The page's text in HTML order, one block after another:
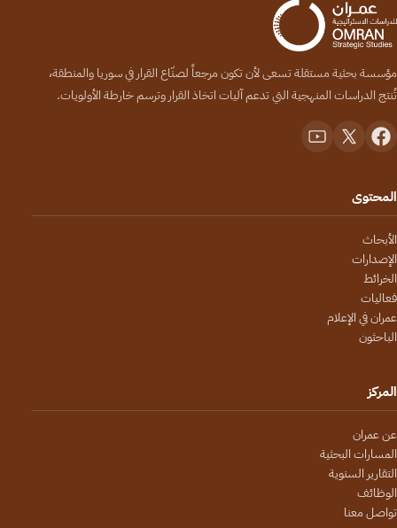
مؤسسة بحثية مستقلة تسعى لأن تكون مرجعاً لصنّاع القرار في سوريا والمنطقة،
تُنتج الدراسات المنهجية التي تدعم آليات اتخاذ القرار وترسم خارطة الأولويات.
المحتوى
الأبحاث
الإصدارات
الخرائط
فعاليات
عمران في الإعلام
الباحثون
المركز
عن عمران
المسارات البحثية
التقارير السنوية
الوظائف
تواصل معنا